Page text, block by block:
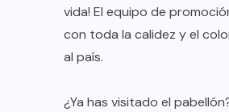
vida! El equipo de
con toda la calidez y el
al país.
¿Ya has visitado el